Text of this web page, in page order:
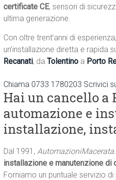
certificate CE, sensori di
ultima generazione.
Con oltre trent’anni di
un’installazione diretta e rapida
Recanati, da Tolentino a Porto
Chiama 0733 1780203 Scrivici
Hai un cancello a
automazione e
installazione,
Dal 1991,
installazione e manutenzione di
Forniamo un puntuale servizio